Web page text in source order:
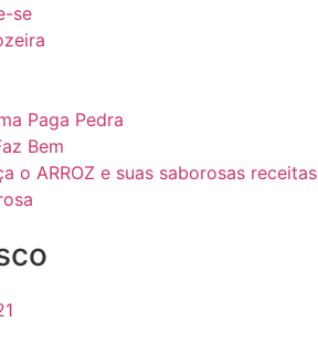
se
Paga Pedra
Bem
o ARROZ e suas saborosas receitas